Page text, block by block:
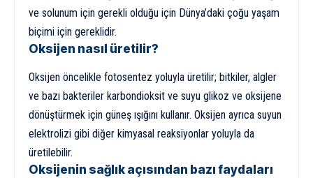
ve solunum için gerekli olduğu için Dünya’daki çoğu yaşam
biçimi için gereklidir.
Oksijen nasıl üretilir?
Oksijen öncelikle fotosentez yoluyla üretilir; bitkiler, algler
ve bazı bakteriler karbondioksit ve suyu glikoz ve oksijene
dönüştürmek için güneş ışığını kullanır. Oksijen ayrıca suyun
elektrolizi gibi diğer kimyasal reaksiyonlar yoluyla da
üretilebilir.
Oksijenin sağlık açısından bazı faydaları